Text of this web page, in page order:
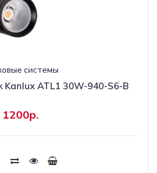
системы
Kanlux ATL1 30W-940-S6-B
1200р.